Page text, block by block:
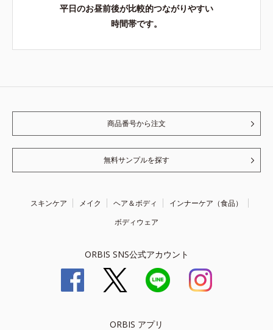
平日のお昼前後が比較的つながりやすい
時間帯です。
商品番号から注文
無料サンプルを探す
スキンケア メイク ヘア＆ボディ
インナーケア（食品）
ボディウェア
ORBIS SNS公式アカウント
ORBIS アプリ